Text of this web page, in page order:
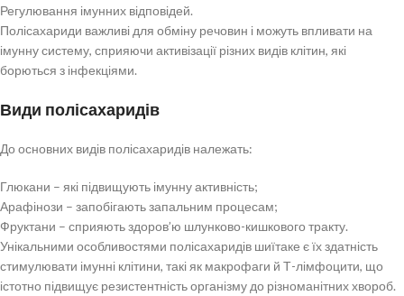
Регулювання імунних відповідей.
Полісахариди важливі для обміну речовин і можуть впливати на
імунну систему, сприяючи активізації різних видів клітин, які
борються з інфекціями.
Види полісахаридів
До основних видів полісахаридів належать:
Глюкани – які підвищують імунну активність;
Арафінози – запобігають запальним процесам;
Фруктани – сприяють здоров’ю шлунково-кишкового тракту.
Унікальними особливостями полісахаридів шиїтаке є їх здатність
стимулювати імунні клітини, такі як макрофаги й Т-лімфоцити, що
істотно підвищує резистентність організму до різноманітних хвороб.